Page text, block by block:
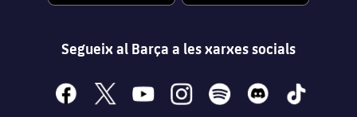
Segueix al Barça a les xarxes socials
facebook
x youtubeinstagramspotify discord tiktok